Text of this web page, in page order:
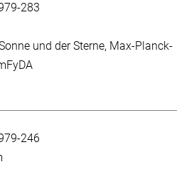
283
und der Sterne Max-Planck-
246